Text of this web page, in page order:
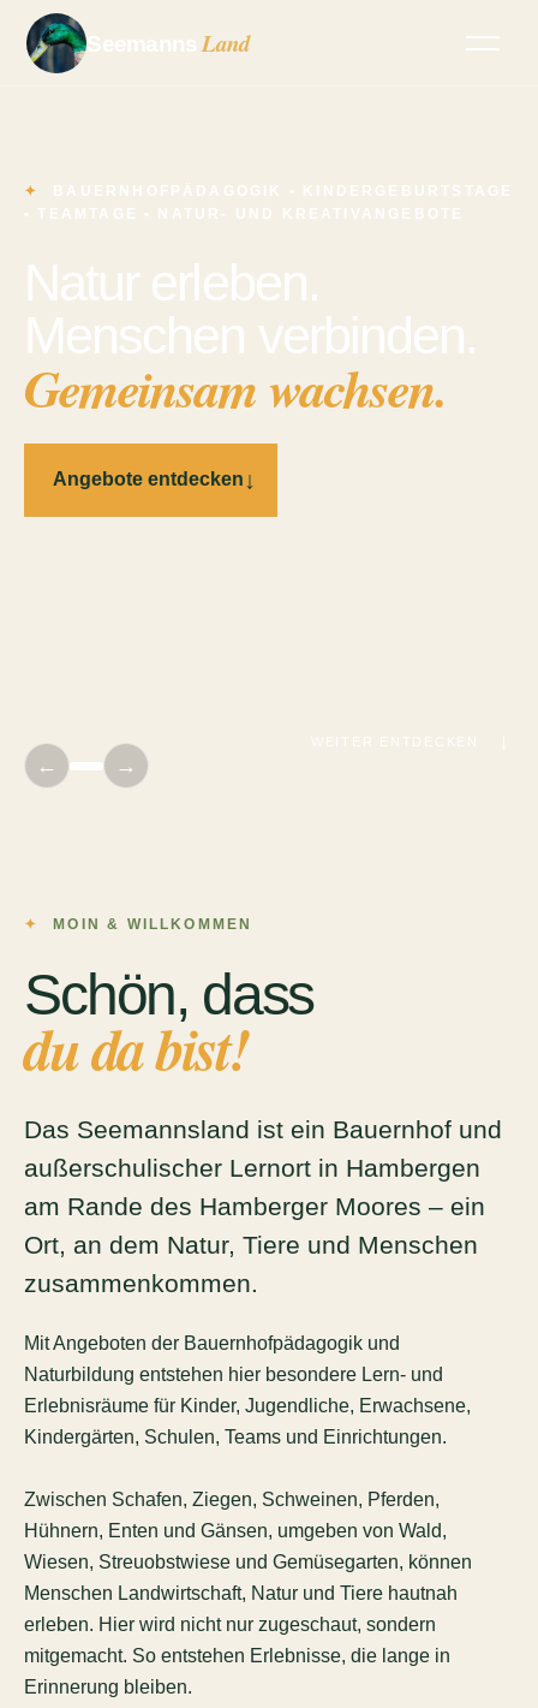
Seemanns Land
BAUERNHOFPÄDAGOGIK • KINDERGEBURTSTAGE
• TEAMTAGE • NATUR- UND KREATIVANGEBOTE
Natur erleben.
Menschen verbinden.
Gemeinsam wachsen.
Angebote entdecken↓
← →
WEITER ENTDECKEN ↓
MOIN & WILLKOMMEN
Schön, dass
du da bist!
Das Seemannsland ist ein Bauernhof und
außerschulischer Lernort in Hambergen
am Rande des Hamberger Moores – ein
Ort, an dem Natur, Tiere und Menschen
zusammenkommen.
Mit Angeboten der Bauernhofpädagogik und
Naturbildung entstehen hier besondere Lern- und
Erlebnisräume für Kinder, Jugendliche, Erwachsene,
Kindergärten, Schulen, Teams und Einrichtungen.
Zwischen Schafen, Ziegen, Schweinen, Pferden,
Hühnern, Enten und Gänsen, umgeben von Wald,
Wiesen, Streuobstwiese und Gemüsegarten, können
Menschen Landwirtschaft, Natur und Tiere hautnah
erleben. Hier wird nicht nur zugeschaut, sondern
mitgemacht. So entstehen Erlebnisse, die lange in
Erinnerung bleiben.